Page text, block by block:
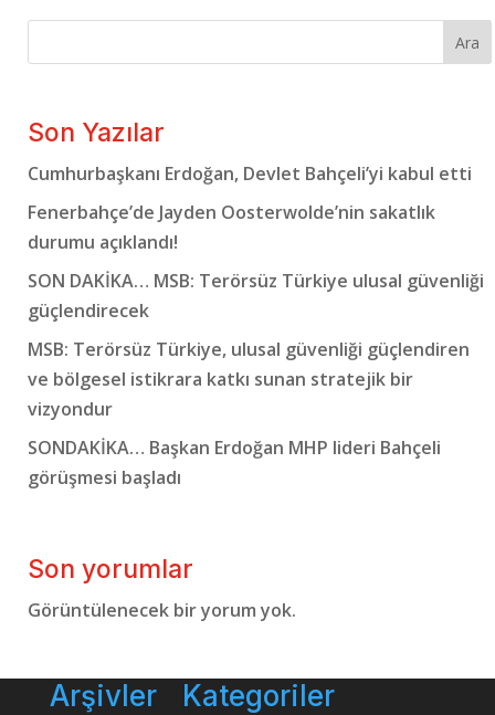
Ara
Son Yazılar
Cumhurbaşkanı Erdoğan, Devlet Bahçeli’yi kabul etti
Fenerbahçe’de Jayden Oosterwolde’nin sakatlık
durumu açıklandı!
SON DAKİKA… MSB: Terörsüz Türkiye ulusal güvenliği
güçlendirecek
MSB: Terörsüz Türkiye, ulusal güvenliği güçlendiren
ve bölgesel istikrara katkı sunan stratejik bir
vizyondur
SONDAKİKA… Başkan Erdoğan MHP lideri Bahçeli
görüşmesi başladı
Son yorumlar
Görüntülenecek bir yorum yok.
Arşivler Kategoriler